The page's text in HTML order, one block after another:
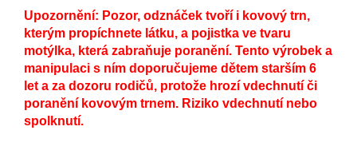
Upozornění: Pozor, odznáček tvoří i kovový trn,
kterým propíchnete látku, a pojistka ve tvaru
motýlka, která zabraňuje poranění. Tento výrobek a
manipulaci s ním doporučujeme dětem starším 6
let a za dozoru rodičů, protože hrozí vdechnutí či
poranění kovovým trnem. Riziko vdechnutí nebo
spolknutí.